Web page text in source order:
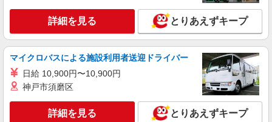
詳細を見る とりあえずキープ
マイクロバスによる施設利用者送迎ドライバー
日給 10,900円〜10,900円
神戸市須磨区
詳細を見る とりあえずキープ